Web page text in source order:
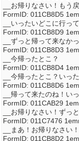
__お帰りなさい！もう
FormID: 011CB8D5
__いったいどこに行っ
FormID: 011CB8D9
__ずっと帰って来なか
FormID: 011CB8D3
__今帰ったとこ？
FormID: 011CB8D4
__今帰ったとこ？いっ
FormID: 011CB8D6
__帰って来たのね！い
FormID: 011CAB29
__お帰りなさい！ずっ
FormID: 011C7476
__まあ！お帰りなさい！
FormID: 011CB8D2